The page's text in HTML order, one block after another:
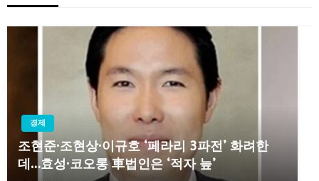
경제
조현준·조현상·이규호 ‘페라리 3파전’ 화려한
데…효성·코오롱 車법인은 ‘적자 늪’